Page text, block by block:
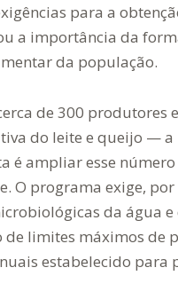
para a
a importância da
da população.
de 300 produtores
do leite e queijo —
é ampliar esse
O programa exige,
da água
limites máximos de
estabelecido para